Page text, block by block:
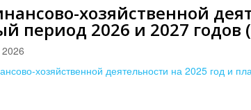
хозяйственной
период 2026 и 2027 годов
хозяйственной деятельности на 2025 год и